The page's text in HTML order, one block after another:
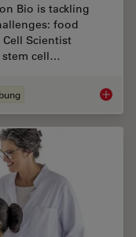
Bio is tackling
food
Scientist
stem cell…